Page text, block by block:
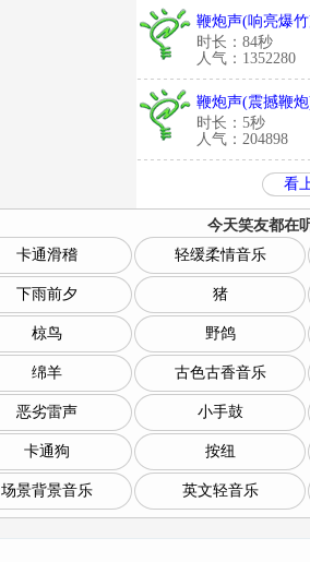
鞭炮声(响亮爆
时长：84秒
人气：1352280
鞭炮声(震撼鞭
时长：5秒
人气：204898
看
今天笑友都在
卡通滑稽
轻缓柔情音乐
下雨前夕 猪
椋鸟 野鸽
绵羊 古色古香音乐
恶劣雷声 小手鼓
卡通狗 按纽
场景背景音乐 英文轻音乐